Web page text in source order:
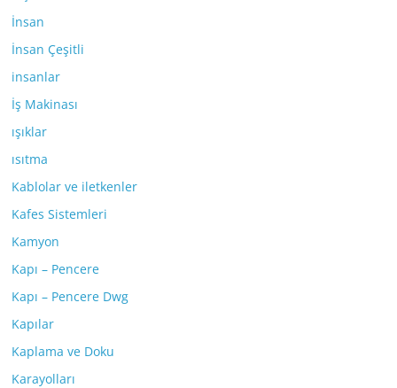
İnsan
İnsan Çeşitli
insanlar
İş Makinası
ışıklar
ısıtma
Kablolar ve iletkenler
Kafes Sistemleri
Kamyon
Kapı – Pencere
Kapı – Pencere Dwg
Kapılar
Kaplama ve Doku
Karayolları